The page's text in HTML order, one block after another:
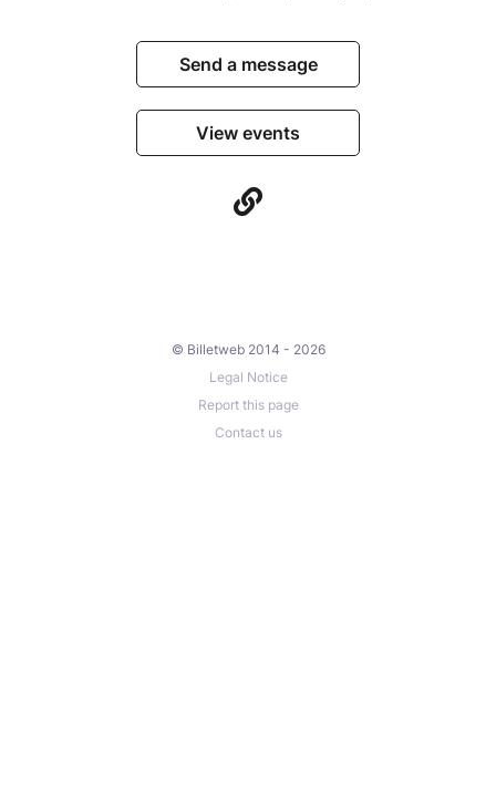
Send a message
View events
© Billetweb 2014 - 2026
Legal Notice
Report this page
Contact us